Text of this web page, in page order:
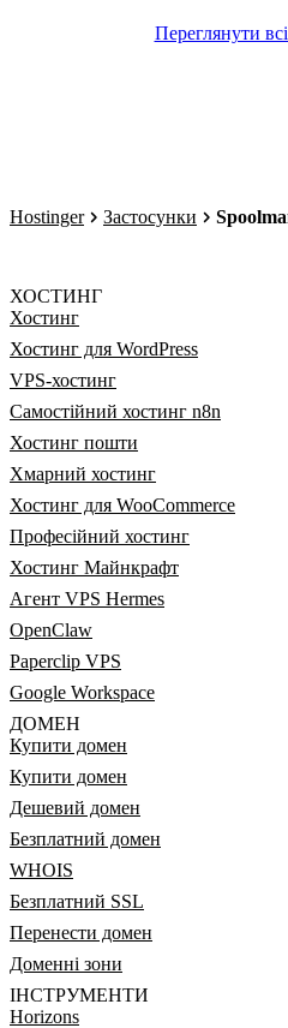
Переглянути
Hostinger Застосунки
ХОСТИНГ
Хостинг
Хостинг для WordPress
VPS-хостинг
Самостійний хостинг n8n
Хостинг пошти
Хмарний хостинг
Хостинг для WooCommerce
Професійний хостинг
Хостинг Майнкрафт
Агент VPS Hermes
OpenClaw
Paperclip VPS
Google Workspace
ДОМЕН
Купити домен
Купити домен
Дешевий домен
Безплатний домен
WHOIS
Безплатний SSL
Перенести домен
Доменні зони
ІНСТРУМЕНТИ
Horizons